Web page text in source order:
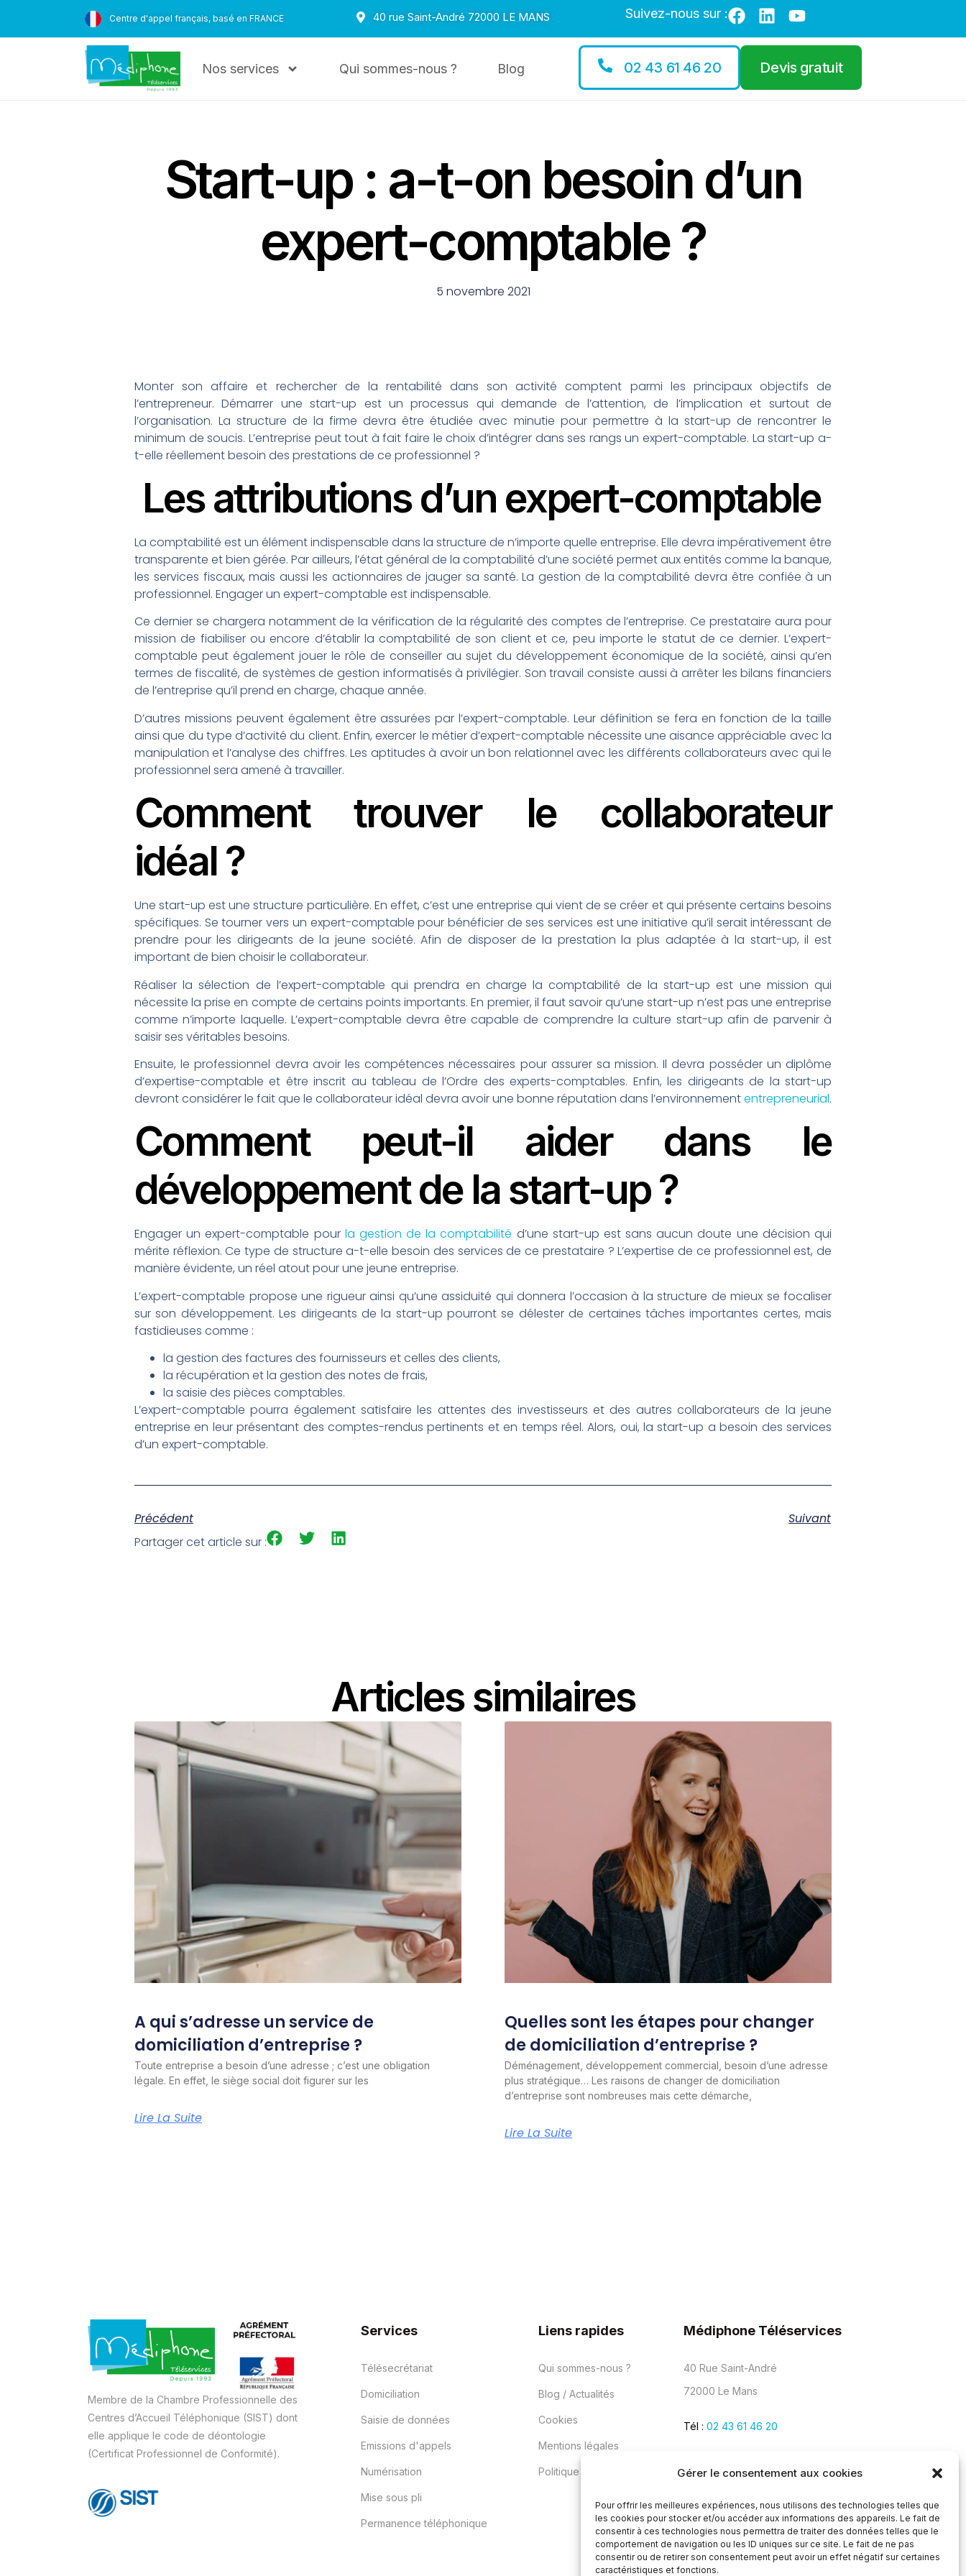
Gérer le consentement aux cookies
Pour offrir les meilleures expériences, nous utilisons des technologies telles que
les cookies pour stocker et/ou accéder aux informations des appareils. Le fait de
consentir à ces technologies nous permettra de traiter des données telles que le
comportement de navigation ou les ID uniques sur ce site. Le fait de ne pas
consentir ou de retirer son consentement peut avoir un effet négatif sur certaines
caractéristiques et fonctions.
Centre d'appel français, basé en FRANCE 40 rue Saint-André 72000 LE MANS Suivez-nous sur :
Nos services Qui sommes-nous ? Blog 02 43 61 46 20 Devis gratuit
Start-up : a-t-on besoin d’un
expert-comptable ?
5 novembre 2021
Monter son affaire et rechercher de la rentabilité dans son activité comptent parmi les principaux objectifs de
l’entrepreneur. Démarrer une start-up est un processus qui demande de l’attention, de l’implication et surtout de
l’organisation. La structure de la firme devra être étudiée avec minutie pour permettre à la start-up de rencontrer le
minimum de soucis. L’entreprise peut tout à fait faire le choix d’intégrer dans ses rangs un expert-comptable. La start-up a-
t-elle réellement besoin des prestations de ce professionnel ?
Les attributions d’un expert-comptable
La comptabilité est un élément indispensable dans la structure de n’importe quelle entreprise. Elle devra impérativement être
transparente et bien gérée. Par ailleurs, l’état général de la comptabilité d’une société permet aux entités comme la banque,
les services fiscaux, mais aussi les actionnaires de jauger sa santé. La gestion de la comptabilité devra être confiée à un
professionnel. Engager un expert-comptable est indispensable.
Ce dernier se chargera notamment de la vérification de la régularité des comptes de l’entreprise. Ce prestataire aura pour
mission de fiabiliser ou encore d’établir la comptabilité de son client et ce, peu importe le statut de ce dernier. L’expert-
comptable peut également jouer le rôle de conseiller au sujet du développement économique de la société, ainsi qu’en
termes de fiscalité, de systèmes de gestion informatisés à privilégier. Son travail consiste aussi à arrêter les bilans financiers
de l’entreprise qu’il prend en charge, chaque année.
D’autres missions peuvent également être assurées par l’expert-comptable. Leur définition se fera en fonction de la taille
ainsi que du type d’activité du client. Enfin, exercer le métier d’expert-comptable nécessite une aisance appréciable avec la
manipulation et l’analyse des chiffres. Les aptitudes à avoir un bon relationnel avec les différents collaborateurs avec qui le
professionnel sera amené à travailler.
Comment trouver le collaborateur
idéal ?
Une start-up est une structure particulière. En effet, c’est une entreprise qui vient de se créer et qui présente certains besoins
spécifiques. Se tourner vers un expert-comptable pour bénéficier de ses services est une initiative qu’il serait intéressant de
prendre pour les dirigeants de la jeune société. Afin de disposer de la prestation la plus adaptée à la start-up, il est
important de bien choisir le collaborateur.
Réaliser la sélection de l’expert-comptable qui prendra en charge la comptabilité de la start-up est une mission qui
nécessite la prise en compte de certains points importants. En premier, il faut savoir qu’une start-up n’est pas une entreprise
comme n’importe laquelle. L’expert-comptable devra être capable de comprendre la culture start-up afin de parvenir à
saisir ses véritables besoins.
Ensuite, le professionnel devra avoir les compétences nécessaires pour assurer sa mission. Il devra posséder un diplôme
d’expertise-comptable et être inscrit au tableau de l’Ordre des experts-comptables. Enfin, les dirigeants de la start-up
devront considérer le fait que le collaborateur idéal devra avoir une bonne réputation dans l’environnemententrepreneurial.
Comment peut-il aider dans le
développement de la start-up ?
Engager un expert-comptable pour la gestion de la comptabilité d’une start-up est sans aucun doute une décision qui
mérite réflexion. Ce type de structure a-t-elle besoin des services de ce prestataire ? L’expertise de ce professionnel est, de
manière évidente, un réel atout pour une jeune entreprise.
L’expert-comptable propose une rigueur ainsi qu’une assiduité qui donnera l’occasion à la structure de mieux se focaliser
sur son développement. Les dirigeants de la start-up pourront se délester de certaines tâches importantes certes, mais
fastidieuses comme :
la gestion des factures des fournisseurs et celles des clients,
la récupération et la gestion des notes de frais,
la saisie des pièces comptables.
L’expert-comptable pourra également satisfaire les attentes des investisseurs et des autres collaborateurs de la jeune
entreprise en leur présentant des comptes-rendus pertinents et en temps réel. Alors, oui, la start-up a besoin des services
d’un expert-comptable.
Précédent
Suivant
Partager cet article sur :
Articles similaires
A qui s’adresse un service de
domiciliation d’entreprise ?
Toute entreprise a besoin d’une adresse ; c’est une obligation
légale. En effet, le siège social doit figurer sur les
Lire La Suite
Quelles sont les étapes pour changer
de domiciliation d’entreprise ?
Déménagement, développement commercial, besoin d’une adresse
plus stratégique… Les raisons de changer de domiciliation
d’entreprise sont nombreuses mais cette démarche,
Lire La Suite
Membre de la Chambre Professionnelle des
Centres d’Accueil Téléphonique (SIST) dont
elle applique le code de déontologie
(Certificat Professionnel de Conformité).
Services
Télésecrétariat
Domiciliation
Saisie de données
Emissions d'appels
Numérisation
Mise sous pli
Permanence téléphonique
Liens rapides
Qui sommes-nous ?
Blog / Actualités
Cookies
Mentions légales
Politique vie privée
Médiphone Téléservices
40 Rue Saint-André
72000 Le Mans
Tél : 02 43 61 46 20